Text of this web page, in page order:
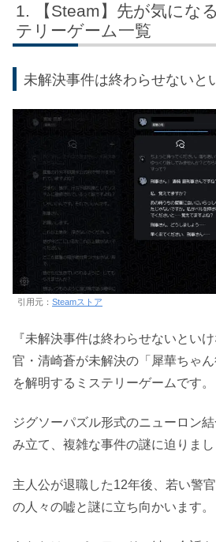
【Steam】先が気にな
テリーゲーム一覧
未解決事件は終わらせないと
引用元： Steamストア
『未解決事件は終わらせないとい
官・清崎蒼が未解決の「犀華ちゃ
を解明するミステリーゲームです。
ジグソーパズル形式のニューロン
み立て、複雑な事件の謎に迫りまし
主人公が退職した12年後、若い警
の人々の嘘と謎に立ち向かいます。